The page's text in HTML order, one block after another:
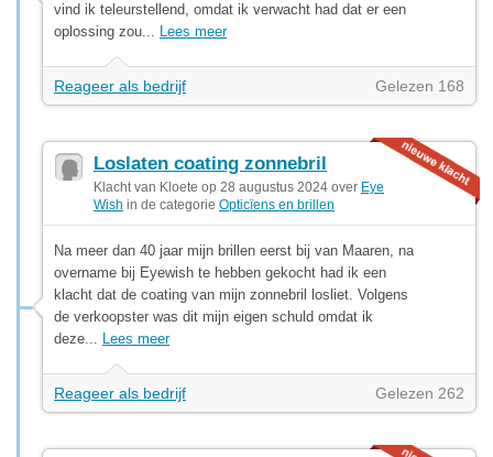
vind ik teleurstellend, omdat ik verwacht had dat er een
oplossing zou... Lees meer
Reageer als bedrijf Gelezen 168
Loslaten coating zonnebril
Klacht van Kloete op 28 augustus 2024 over Eye
Wish in de categorie Opticïens en brillen
Na meer dan 40 jaar mijn brillen eerst bij van Maaren, na
overname bij Eyewish te hebben gekocht had ik een
klacht dat de coating van mijn zonnebril losliet. Volgens
de verkoopster was dit mijn eigen schuld omdat ik
deze... Lees meer
Reageer als bedrijf Gelezen 262